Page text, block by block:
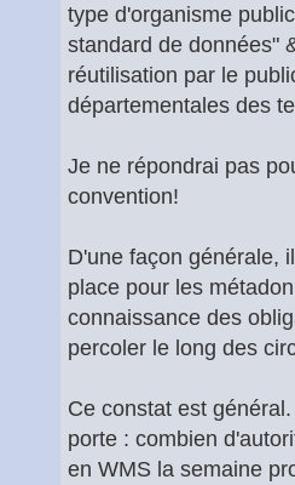
type d'organisme
standard de données"
réutilisation par le
départementales des
Je ne répondrai pas
convention!
D'une façon générale,
place pour les
connaissance des
percoler le long des
Ce constat est
porte : combien
en WMS la semaine